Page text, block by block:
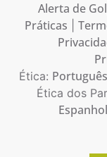
Alerta de
Práticas
Ética: Português
Ética dos
Espanhol